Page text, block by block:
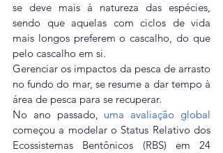
se deve mais à natureza das espécies,
sendo que aquelas com ciclos de vida
mais longos preferem o cascalho, do que
pelo cascalho em si.
Gerenciar os impactos da pesca de arrasto
no fundo do mar, se resume a dar tempo à
área de pesca para se recuperar.
No ano passado, uma avaliação global
começou a modelar o Status Relativo dos
Ecossistemas Bentônicos (RBS) em 24